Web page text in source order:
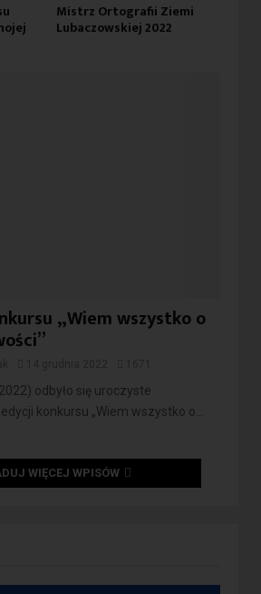
Mistrz Ortografii Ziemi
Lubaczowskiej 2022
„Wiem wszystko o
odbyło się uroczyste
konkursu „Wiem wszystko o...
WIĘCEJ WPISÓW